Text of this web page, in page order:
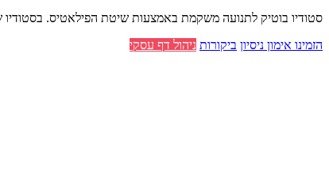
סטודיו בוטיק לתנועה משקמת באמצעות שיטת הפילאטיס. בסטודיו
הזמינו אימון ניסיון ביקורות ניהול דף עסקי